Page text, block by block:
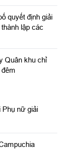
quyết định giải
lập các
Quân khu chỉ
Phụ nữ giải